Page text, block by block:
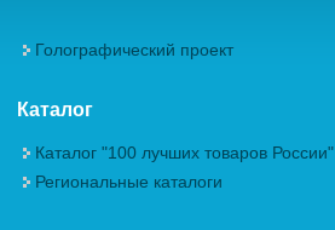
Голографический проект
Каталог
Каталог "100 лучших товаров России"
Региональные каталоги